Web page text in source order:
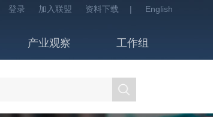
登录 加入联盟 资料下载 | English
产业观察
工作组